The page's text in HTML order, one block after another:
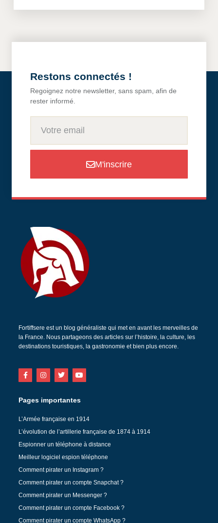
Restons connectés !
Regoignez notre newsletter, sans spam, afin de
rester informé.
M'inscrire
Fortiffsere est un blog généraliste qui met en avant les merveilles de
la France. Nous partageons des articles sur l’histoire, la culture, les
destinations touristiques, la gastronomie et bien plus encore.
Pages importantes
L’Armée française en 1914
L’évolution de l’artillerie française de 1874 à 1914
Espionner un téléphone à distance
Meilleur logiciel espion téléphone
Comment pirater un Instagram ?
Comment pirater un compte Snapchat ?
Comment pirater un Messenger ?
Comment pirater un compte Facebook ?
Comment pirater un compte WhatsApp ?